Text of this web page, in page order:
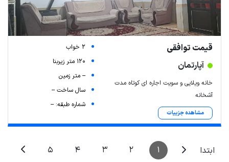
قیمت توافقی
آپارتمان
خانه ویلایی و سویت اجاره ای کوتاه مدت
آشخانه
مشاهده جزییات
2 خواب
120 متر زیربنا
-- متر زمین
سال ساخت --
شماره طبقه: --
ابتدا 1
2
3
4
5